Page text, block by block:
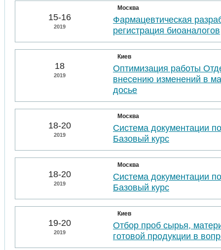
15-16
2019
Москва
Фармацевтическая
регистрация биоаналогов
18
2019
Киев
Оптимизация работы
внесению изменений в
досье
18-20
2019
Москва
Система документации
Базовый курс
18-20
2019
Москва
Система документации
Базовый курс
19-20
2019
Киев
Отбор проб сырья,
готовой продукции в